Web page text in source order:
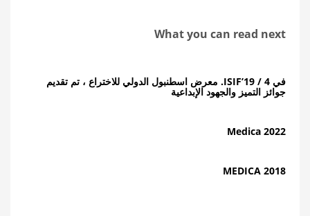
What you can read next
في ISIF’19 / 4. معرض اسطنبول الدولي للاختراع ، تم تقديم
جوائز التميز والجهود الإبداعية
Medica 2022
MEDICA 2018